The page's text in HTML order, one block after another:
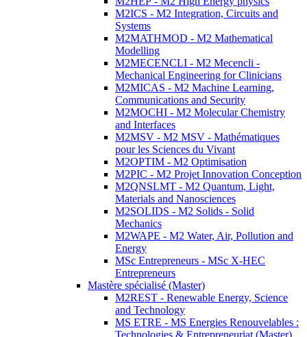
M2ICS - M2 Integration, Circuits and
Systems
M2MATHMOD - M2 Mathematical
Modelling
M2MECENCLI - M2 Mecencli -
Mechanical Engineering for Clinicians
M2MICAS - M2 Machine Learning,
Communications and Security
M2MOCHI - M2 Molecular Chemistry
and Interfaces
M2MSV - M2 MSV - Mathématiques
pour les Sciences du Vivant
M2OPTIM - M2 Optimisation
M2PIC - M2 Projet Innovation Conception
M2QNSLMT - M2 Quantum, Light,
Materials and Nanosciences
M2SOLIDS - M2 Solids - Solid
Mechanics
M2WAPE - M2 Water, Air, Pollution and
Energy
MSc Entrepreneurs - MSc X-HEC
Entrepreneurs
Mastère spécialisé (Master)
M2REST - Renewable Energy, Science
and Technology
MS ETRE - MS Energies Renouvelables :
Technologies & Entrepreneuriat (Master)